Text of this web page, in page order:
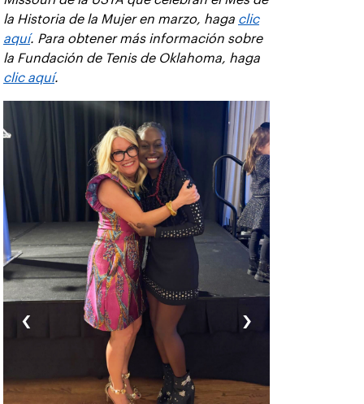
la Historia de la Mujer en marzo, haga clic
aquí. Para obtener más información sobre
la Fundación de Tenis de Oklahoma, haga
clic aquí.
‹ ›